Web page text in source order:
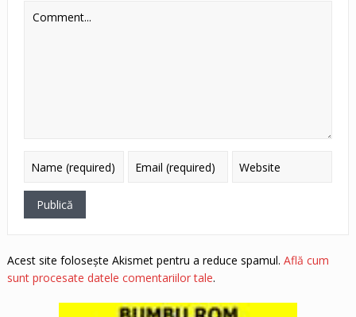
Acest site folosește Akismet pentru a reduce spamul. Află cum
sunt procesate datele comentariilor tale.